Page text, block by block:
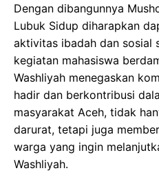
Dengan dibangunnya
Lubuk Sidup diharapkan
aktivitas ibadah dan sosial
kegiatan mahasiswa
Washliyah menegaskan
hadir dan berkontribusi
masyarakat Aceh, tidak
darurat, tetapi juga
warga yang ingin
Washliyah.